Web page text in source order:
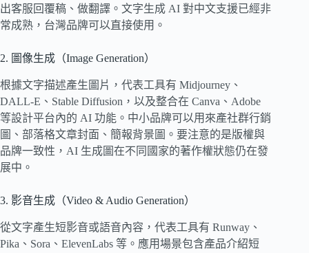
出客服回覆稿、做翻譯。文字生成 AI 對中文支援已經非
常成熟，台灣品牌可以直接使用。
2. 圖像生成（Image Generation）
根據文字描述產生圖片，代表工具有 Midjourney、
DALL-E、Stable Diffusion，以及整合在 Canva、Adobe
等設計平台內的 AI 功能。中小品牌可以用來產社群行銷
圖、部落格文章封面、簡報背景圖。要注意的是版權與
品牌一致性，AI 生成圖在不同國家的著作權狀態仍在發
展中。
3. 影音生成（Video & Audio Generation）
從文字產生短影音或語音內容，代表工具有 Runway、
Pika、Sora、ElevenLabs 等。應用場景包含產品介紹短